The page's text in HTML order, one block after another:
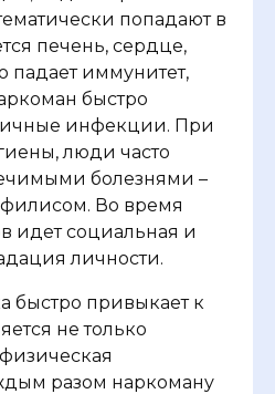
попадают в
печень, сердце,
падает иммунитет,
быстро
инфекции. При
люди часто
болезнями –
Во время
идет социальная и
личности.
быстро привыкает к
не только
разом наркоману